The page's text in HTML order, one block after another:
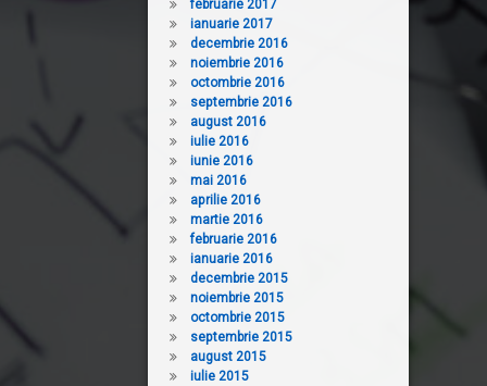
februarie 2017
ianuarie 2017
decembrie 2016
noiembrie 2016
octombrie 2016
septembrie 2016
august 2016
iulie 2016
iunie 2016
mai 2016
aprilie 2016
martie 2016
februarie 2016
ianuarie 2016
decembrie 2015
noiembrie 2015
octombrie 2015
septembrie 2015
august 2015
iulie 2015